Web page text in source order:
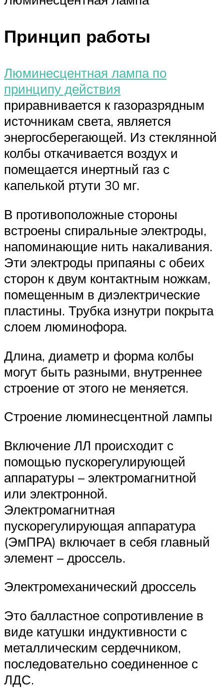
Принцип работы
Люминесцентная лампа по
принципу действия
приравнивается к газоразрядным
источникам света, является
энергосберегающей. Из стеклянной
колбы откачивается воздух и
помещается инертный газ с
капелькой ртути 30 мг.
В противоположные стороны
встроены спиральные электроды,
напоминающие нить накаливания.
Эти электроды припаяны с обеих
сторон к двум контактным ножкам,
помещенным в диэлектрические
пластины. Трубка изнутри покрыта
слоем люминофора.
Длина, диаметр и форма колбы
могут быть разными, внутреннее
строение от этого не меняется.
Строение люминесцентной лампы
Включение ЛЛ происходит с
помощью пускорегулирующей
аппаратуры – электромагнитной
или электронной.
Электромагнитная
пускорегулирующая аппаратура
(ЭмПРА) включает в себя главный
элемент – дроссель.
Электромеханический дроссель
Это балластное сопротивление в
виде катушки индуктивности с
металлическим сердечником,
последовательно соединенное с
ЛДС.